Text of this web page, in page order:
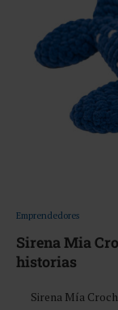
Emprendedores
Sirena Mia
historias
Sirena Mía